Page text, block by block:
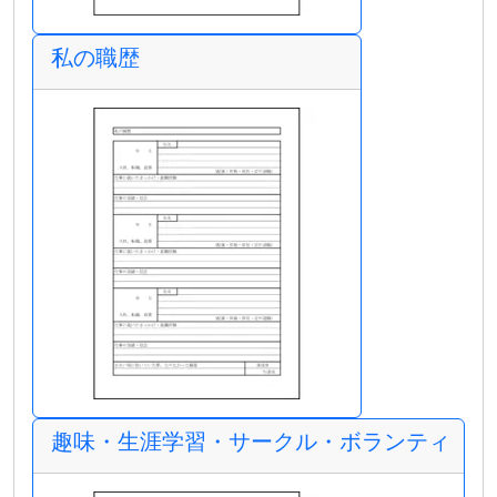
私の職歴
趣味・生涯学習・サークル・ボランティア